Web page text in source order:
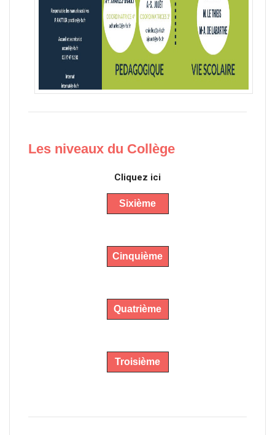
Les niveaux du Collège
Cliquez ici
Sixième
Cinquième
Quatrième
Troisième